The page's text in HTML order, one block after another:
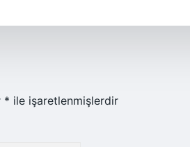
* ile işaretlenmişlerdir